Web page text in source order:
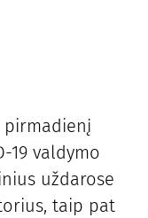
19 valdymo
uždarose
taip pat